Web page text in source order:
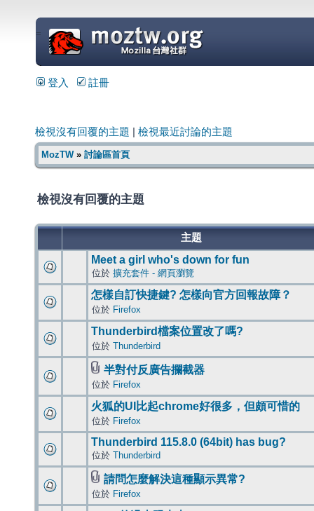
=
登入 註冊
檢視沒有回覆的主題 檢視最近討論的主題
MozTW» 討論區首頁
檢視沒有回覆的主題
主題
Meet a girl who's down for fun
位於 擴充套件 - 網頁瀏覽
怎樣自訂快捷鍵? 怎樣向官方回報故障？
位於 Firefox
Thunderbird檔案位置改了嗎?
位於 Thunderbird
半對付反廣告攔截器
位於 Firefox
火狐的UI比起chrome好很多，但頗可惜的
位於 Firefox
Thunderbird 115.8.0 (64bit) has bug?
位於 Thunderbird
請問怎麼解決這種顯示異常?
位於 Firefox